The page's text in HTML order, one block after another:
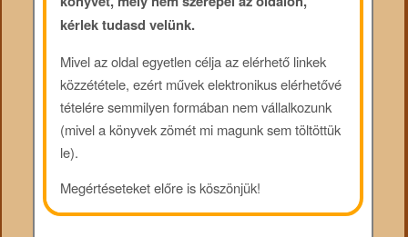
kérlek tudasd velünk.
Mivel az oldal egyetlen célja az elérhető linkek
közzététele, ezért művek elektronikus elérhetővé
tételére semmilyen formában nem vállalkozunk
(mivel a könyvek zömét mi magunk sem töltöttük
le).
Megértéseteket előre is köszönjük!